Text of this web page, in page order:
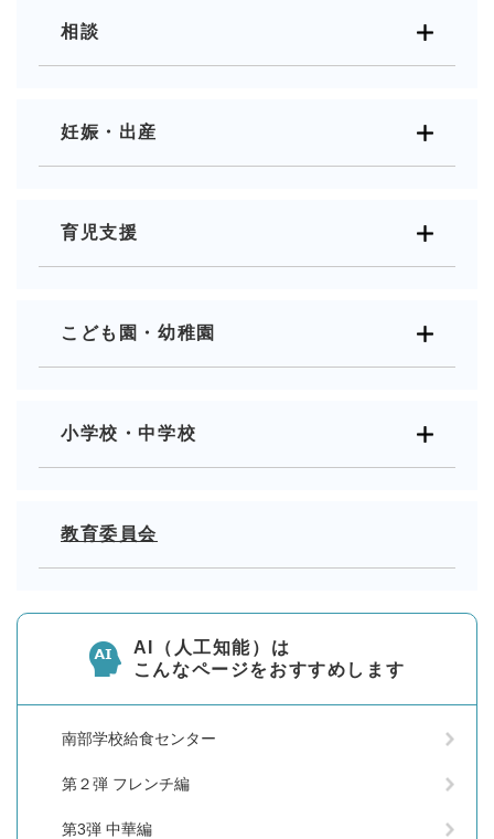
相談
妊娠・出産
育児支援
こども園・幼稚園
小学校・中学校
教育委員会
AI（人工知能）は
こんなページをおすすめします
南部学校給食センター
第２弾 フレンチ編
第3弾 中華編